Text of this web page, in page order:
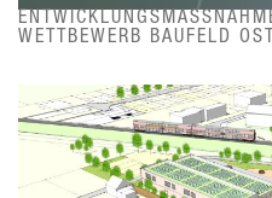
ETTBEWERB BAUFELD